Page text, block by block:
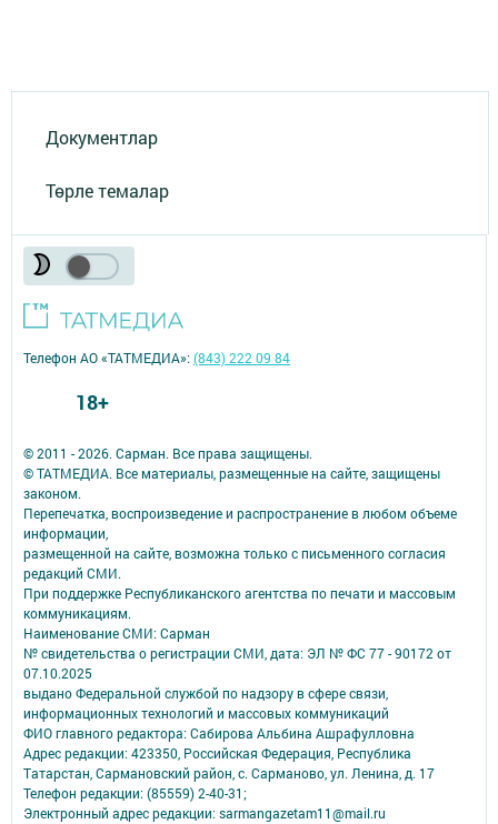
Документлар
Төрле темалар
© 2011 - 2026. Сарман. Все права защищены.
© ТАТМЕДИА. Все материалы, размещенные на сайте, защищены
законом.
Перепечатка, воспроизведение и распространение в любом объеме
информации,
размещенной на сайте, возможна только с письменного согласия
редакций СМИ.
При поддержке Республиканского агентства по печати и массовым
коммуникациям.
Наименование СМИ: Сарман
№ свидетельства о регистрации СМИ, дата: ЭЛ № ФС 77 - 90172 от
07.10.2025
выдано Федеральной службой по надзору в сфере связи,
информационных технологий и массовых коммуникаций
ФИО главного редактора: Сабирова Альбина Ашрафулловна
Адрес редакции: 423350, Российская Федерация, Республика
Татарстан, Сармановский район, с. Сарманово, ул. Ленина, д. 17
Телефон редакции: (85559) 2-40-31;
Электронный адрес редакции: sarmangazetam11@mail.ru
Телефон АО «ТАТМЕДИА»:(843) 222 09 84
18+